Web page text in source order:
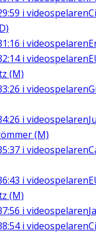
i videospelaren
i videospelaren
i videospelaren
(M)
i videospelaren
i videospelaren
(M)
i videospelaren
i videospelaren
(M)
i videospelaren
i videospelaren